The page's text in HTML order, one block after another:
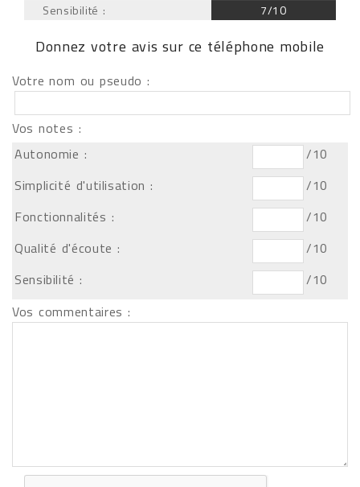
Sensibilité :
7/10
Donnez votre avis sur ce téléphone mobile
Votre nom ou pseudo :
Vos notes :
Autonomie :
/10
Simplicité d'utilisation :
/10
Fonctionnalités :
/10
Qualité d'écoute :
/10
Sensibilité :
/10
Vos commentaires :